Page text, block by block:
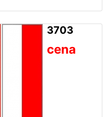
3703
cena